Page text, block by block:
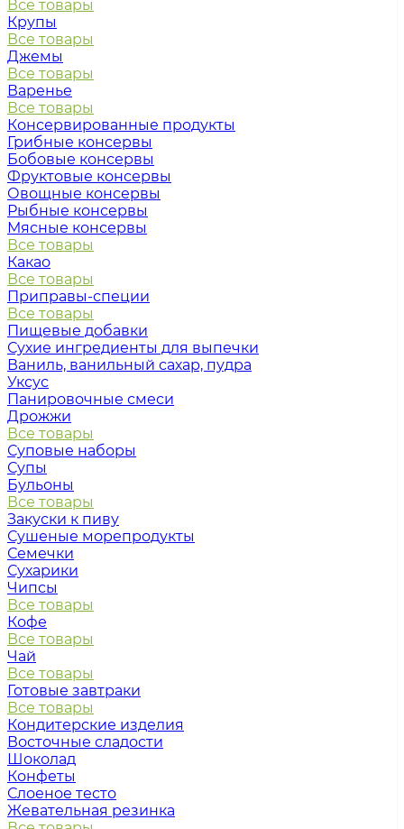
Все товары
Крупы
Все товары
Джемы
Все товары
Варенье
Все товары
Консервированные продукты
Грибные консервы
Бобовые консервы
Фруктовые консервы
Овощные консервы
Рыбные консервы
Мясные консервы
Все товары
Какао
Все товары
Приправы-специи
Все товары
Пищевые добавки
Сухие ингредиенты для выпечки
Ваниль, ванильный сахар, пудра
Уксус
Панировочные смеси
Дрожжи
Все товары
Суповые наборы
Супы
Бульоны
Все товары
Закуски к пиву
Сушеные морепродукты
Семечки
Сухарики
Чипсы
Все товары
Кофе
Все товары
Чай
Все товары
Готовые завтраки
Все товары
Кондитерские изделия
Восточные сладости
Шоколад
Конфеты
Слоеное тесто
Жевательная резинка